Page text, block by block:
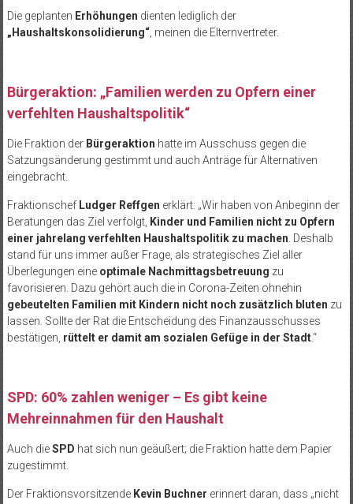
Die geplanten Erhöhungen dienten lediglich der
„Haushaltskonsolidierung“, meinen die Elternvertreter.
Bürgeraktion: „Familien werden zu Opfern einer
verfehlten Haushaltspolitik“
Die Fraktion der Bürgeraktion hatte im Ausschuss gegen die
Satzungsänderung gestimmt und auch Anträge für Alternativen
eingebracht.
Fraktionschef Ludger Reffgen erklärt: „Wir haben von Anbeginn der
Beratungen das Ziel verfolgt, Kinder und Familien nicht zu Opfern
einer jahrelang verfehlten Haushaltspolitik zu machen. Deshalb
stand für uns immer außer Frage, als strategisches Ziel aller
Überlegungen eine optimale Nachmittagsbetreuung zu
favorisieren. Dazu gehört auch die in Corona-Zeiten ohnehin
gebeutelten Familien mit Kindern nicht noch zusätzlich bluten zu
lassen. Sollte der Rat die Entscheidung des Finanzausschusses
bestätigen, rüttelt er damit am sozialen Gefüge in der Stadt.“
SPD: 60% zahlen weniger – Es gibt keine
Mehreinnahmen für den Haushalt
Auch dieSPD hat sich nun geäußert; die Fraktion hatte dem Papier
zugestimmt.
Der Fraktionsvorsitzende Kevin Buchner erinnert daran, dass „nicht